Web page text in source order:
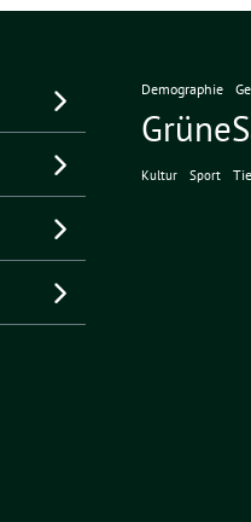
Demographie
Kultur Sport